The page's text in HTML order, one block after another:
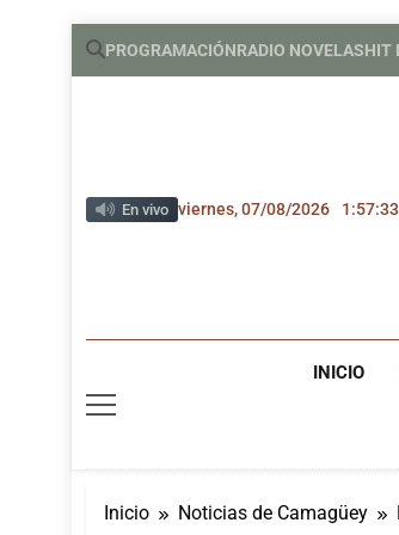
Saltar
PROGRAMACIÓNRADIO NOVELASHIT
En vivo viernes, 07/08/2026
INICIO
Inicio Noticias de Camagüey